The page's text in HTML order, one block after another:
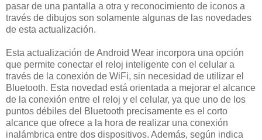
pasar de una pantalla a otra y reconocimiento de iconos a
través de dibujos son solamente algunas de las novedades
de esta actualización.
Esta actualización de Android Wear incorpora una opción
que permite conectar el reloj inteligente con el celular a
través de la conexión de WiFi, sin necesidad de utilizar el
Bluetooth. Esta novedad está orientada a mejorar el alcance
de la conexión entre el reloj y el celular, ya que uno de los
puntos débiles del Bluetooth precisamente es el corto
alcance que ofrece a la hora de realizar una conexión
inalámbrica entre dos dispositivos. Además, según indica